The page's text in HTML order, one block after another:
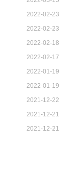
2022-02-23
2022-02-23
2022-02-18
2022-02-17
2022-01-19
2022-01-19
2021-12-22
2021-12-21
2021-12-21